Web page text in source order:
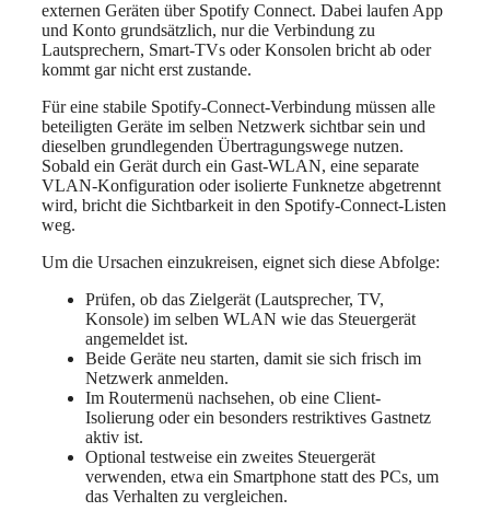
externen Geräten über Spotify Connect. Dabei laufen App
und Konto grundsätzlich, nur die Verbindung zu
Lautsprechern, Smart-TVs oder Konsolen bricht ab oder
kommt gar nicht erst zustande.
Für eine stabile Spotify-Connect-Verbindung müssen alle
beteiligten Geräte im selben Netzwerk sichtbar sein und
dieselben grundlegenden Übertragungswege nutzen.
Sobald ein Gerät durch ein Gast-WLAN, eine separate
VLAN-Konfiguration oder isolierte Funknetze abgetrennt
wird, bricht die Sichtbarkeit in den Spotify-Connect-Listen
weg.
Um die Ursachen einzukreisen, eignet sich diese Abfolge:
Prüfen, ob das Zielgerät (Lautsprecher, TV,
Konsole) im selben WLAN wie das Steuergerät
angemeldet ist.
Beide Geräte neu starten, damit sie sich frisch im
Netzwerk anmelden.
Im Routermenü nachsehen, ob eine Client-
Isolierung oder ein besonders restriktives Gastnetz
aktiv ist.
Optional testweise ein zweites Steuergerät
verwenden, etwa ein Smartphone statt des PCs, um
das Verhalten zu vergleichen.